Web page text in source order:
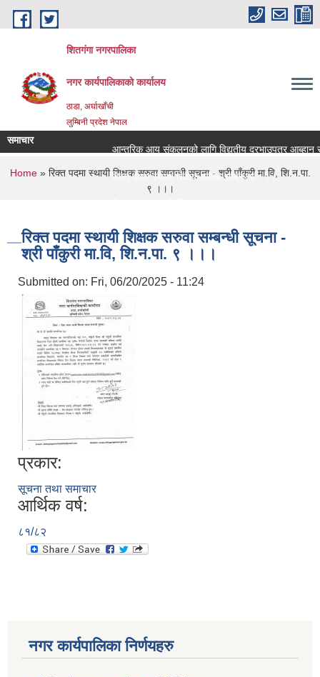
Skip to main content
शितगंगा नगरपालिका
नगर कार्यपालिकाकाे कार्यालय
ठाडा, अर्घाखाँची
लुम्बिनी प्रदेश नेपाल
समाचार
आन्तरिक आय संकलनको लागि विद्युतीय दरभाउपत्र आब्हान
रिक्त पदमा स्थायी शिक्षक सरुवा सम्बन्धमा ।।।
You are here
Home» रिक्त पदमा स्थायी शिक्षक सरुवा सम्बन्धी सूचना - श्री पाँकुरी मा.वि, शि.न.पा.
९ ।।।
रिक्त पदमा स्थायी शिक्षक सरुवा सम्बन्धी सूचना -
श्री पाँकुरी मा.वि, शि.न.पा. ९ ।।।
Submitted on: Fri, 06/20/2025 - 11:24
प्रकार:
सूचना तथा समाचार
आर्थिक वर्ष:
८१/८२
नगर कार्यपालिका निर्णयहरु